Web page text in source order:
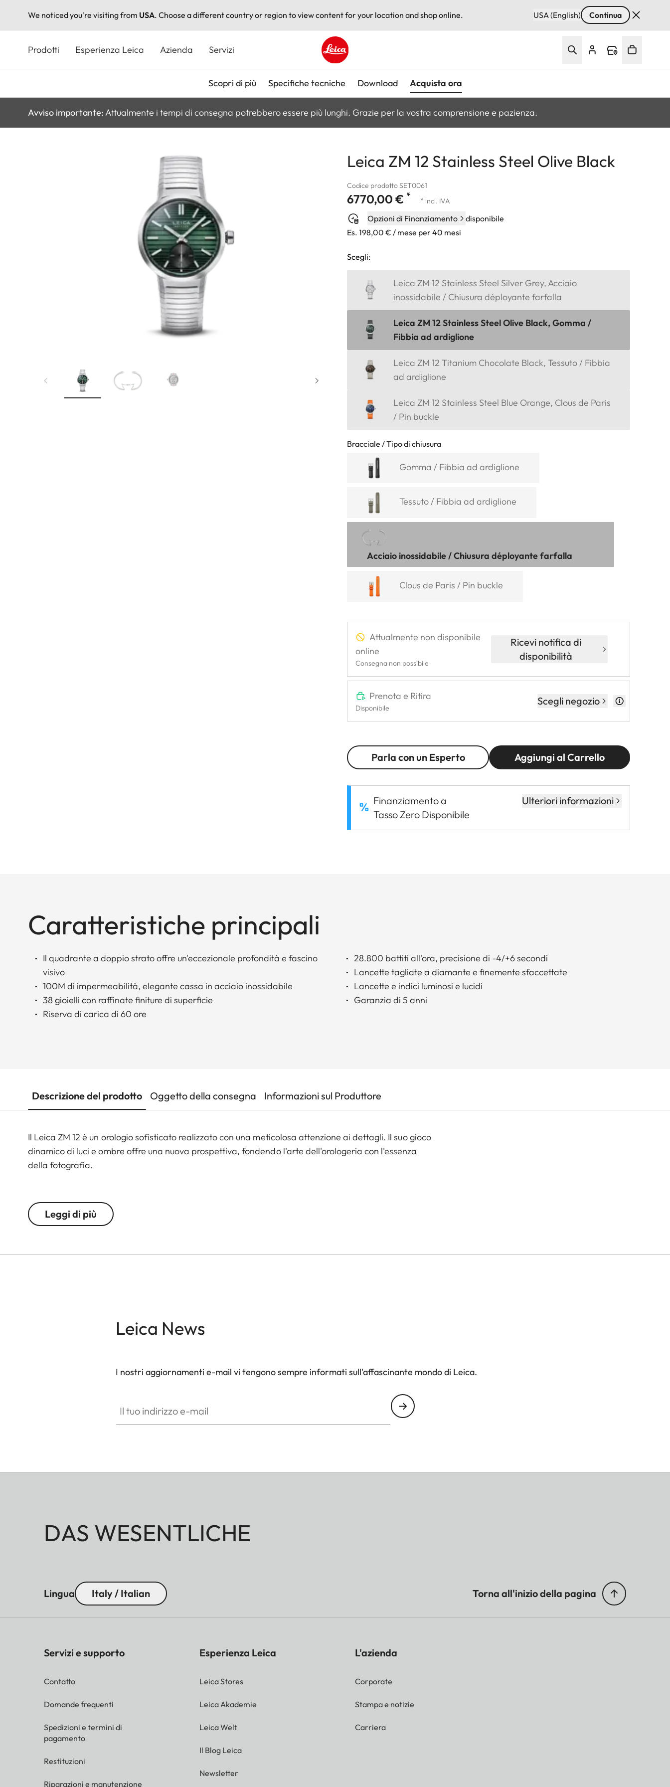
We noticed you're visiting from USA. Choose a different country or region to view content for your location and shop online. USA (English) Continua
principale
Prodotti Esperienza Leica Azienda Servizi
Leica logo - Home
Scopri di più Specifiche tecniche Download Acquista ora
Avviso importante: Attualmente i tempi di consegna potrebbero essere più lunghi. Grazie per la vostra comprensione e pazienza.
Leica ZM 12 Stainless Steel Olive Black
Codice prodotto SET0061
6770,00 € * * incl. IVA
Opzioni di Finanziamento
disponibile
Es. 198,00 € / mese per 40 mesi
Scegli:
Leica ZM 12 Stainless Steel Silver Grey, Acciaio
inossidabile / Chiusura déployante farfalla
Leica ZM 12 Stainless Steel Olive Black, Gomma /
Fibbia ad ardiglione
Leica ZM 12 Titanium Chocolate Black, Tessuto / Fibbia
ad ardiglione
Leica ZM 12 Stainless Steel Blue Orange, Clous de Paris
/ Pin buckle
Bracciale / Tipo di chiusura
Gomma / Fibbia ad ardiglione
Tessuto / Fibbia ad ardiglione
Acciaio inossidabile / Chiusura déployante farfalla
Clous de Paris / Pin buckle
Attualmente non disponibile
online
Consegna non possibile
Ricevi notifica di
disponibilità
Prenota e Ritira
Disponibile
Scegli negozio
Parla con un Esperto Aggiungi al Carrello
Finanziamento a
Tasso Zero Disponibile
Ulteriori informazioni
Caratteristiche principali
Il quadrante a doppio strato offre un'eccezionale profondità e fascino
visivo
100M di impermeabilità, elegante cassa in acciaio inossidabile
38 gioielli con raffinate finiture di superficie
Riserva di carica di 60 ore
28.800 battiti all'ora, precisione di -4/+6 secondi
Lancette tagliate a diamante e finemente sfaccettate
Lancette e indici luminosi e lucidi
Garanzia di 5 anni
Descrizione del prodotto Oggetto della consegna Informazioni sul Produttore
Il Leica ZM 12 è un orologio sofisticato realizzato con una meticolosa attenzione ai dettagli. Il suo gioco
dinamico di luci e ombre offre una nuova prospettiva, fondendo l'arte dell'orologeria con l'essenza
della fotografia.
svizzeri del movimento Chronode. Offre un cronometraggio preciso con una riserva di carica di 60 ore,
misurata in cinque posizioni per garantire una precisione ottimale.
Il sistema Leica Easy Change, ispirato all'innesto dell'obiettivo di una fotocamera Leica, consente di
Leggi di più
Leica News
I nostri aggiornamenti e-mail vi tengono sempre informati sull'affascinante mondo di Leica.
DAS WESENTLICHE
Lingua Italy / Italian Torna all'inizio della pagina
Servizi e supporto
Contatto
Domande frequenti
Spedizioni e termini di
pagamento
Restituzioni
Riparazioni e manutenzione
Esperienza Leica
Leica Stores
Leica Akademie
Leica Welt
Il Blog Leica
Newsletter
L'azienda
Corporate
Stampa e notizie
Carriera